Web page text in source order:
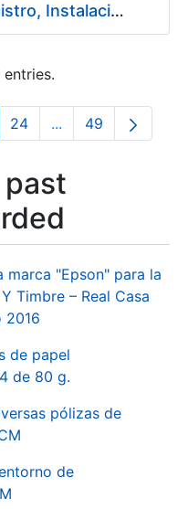
Contratación del Suministro, Instalación y Puesta en Marcha de los sistemas de Aire Acondicionado para nueva Máquina de Papel
Use TAB to navigate.
Page
24 ...Intermediate
Page
49
"Epson" para la
Timbre – Real Casa
2016
de papel
de 80 g.
pólizas de
de